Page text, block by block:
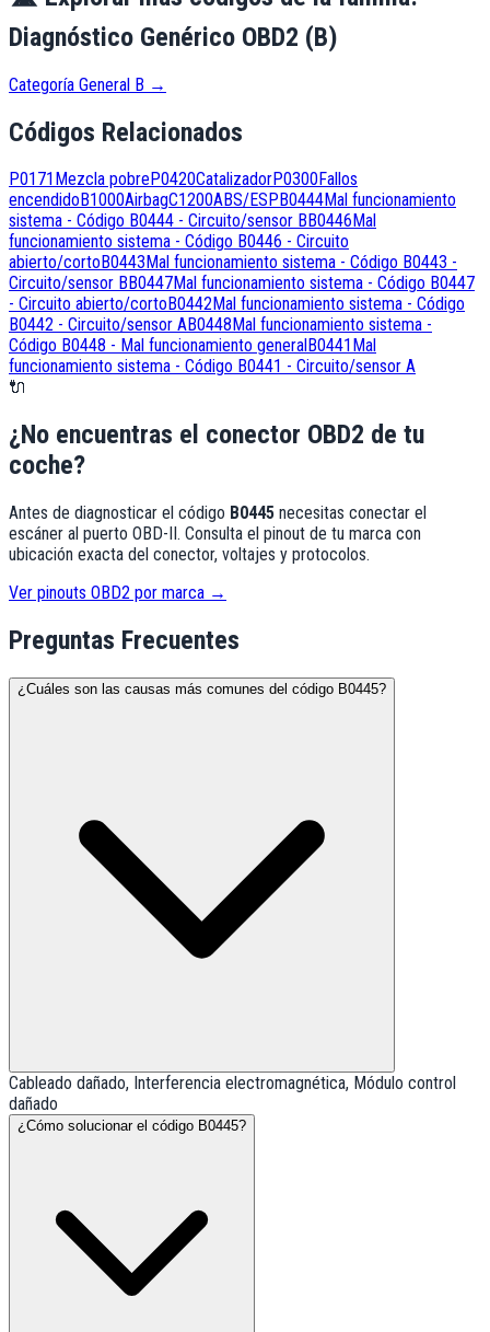
Diagnóstico Genérico OBD2 (B)
Categoría General B →
Códigos Relacionados
P0171 Mezcla pobre P0420CatalizadorP0300 Fallos
encendido B1000AirbagC1200ABS/ESP B0444Mal funcionamiento
sistema - Código B0444 - Circuito/sensor B B0446 Mal
funcionamiento sistema - Código B0446 - Circuito
abierto/corto B0443 Mal funcionamiento sistema - Código B0443 -
Circuito/sensor B B0447Mal funcionamiento sistema - Código B0447
- Circuito abierto/corto B0442Mal funcionamiento sistema - Código
B0442 - Circuito/sensor AB0448 Mal funcionamiento sistema -
Código B0448 - Mal funcionamiento general B0441 Mal
funcionamiento sistema - Código B0441 - Circuito/sensor A
🔌
¿No encuentras el conector OBD2 de tu
coche?
Antes de diagnosticar el código B0445 necesitas conectar el
escáner al puerto OBD-II. Consulta el pinout de tu marca con
ubicación exacta del conector, voltajes y protocolos.
Ver pinouts OBD2 por marca →
Preguntas Frecuentes
¿Cuáles son las causas más comunes del código B0445?
Cableado dañado, Interferencia electromagnética, Módulo control
dañado
¿Cómo solucionar el código B0445?